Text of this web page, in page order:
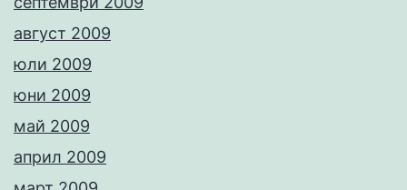
август 2009
юли 2009
юни 2009
май 2009
април 2009